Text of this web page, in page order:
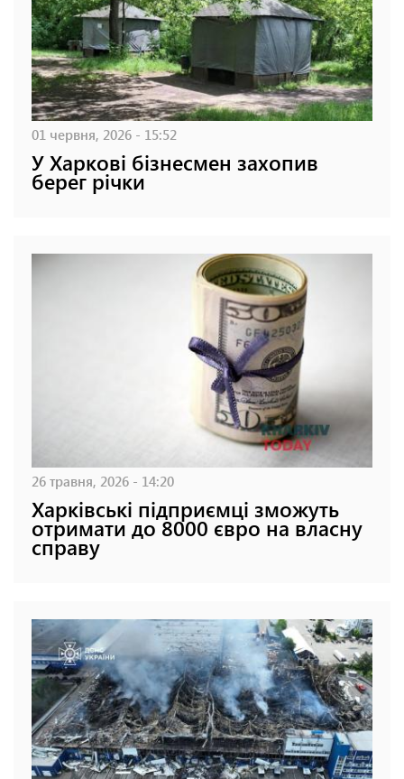
01 червня, 2026 - 15:52
У Харкові бізнесмен захопив
берег річки
26 травня, 2026 - 14:20
Харківські підприємці зможуть
отримати до 8000 євро на власну
справу